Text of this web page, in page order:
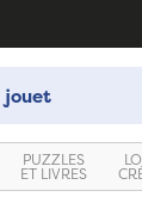
jouet
PUZZLES
ET LIVRES